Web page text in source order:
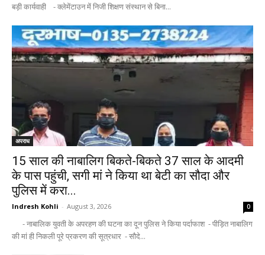
बड़ी कार्यवाही - क्लेमेंटाउन में निजी शिक्षण संस्थान से बिना...
अपराध
15 साल की नाबालिग बिकते-बिकते 37 साल के आदमी
के पास पहुंची, सगी मां ने किया था बेटी का सौदा और
पुलिस में करा...
Indresh Kohli - August 3, 2026 0
- नाबालिक युवती के अपरहण की घटना का दून पुलिस ने किया पर्दाफाश - पीड़ित नाबालिग
की मां ही निकली पूरे प्रकरण की सूत्रधार - सौदे...